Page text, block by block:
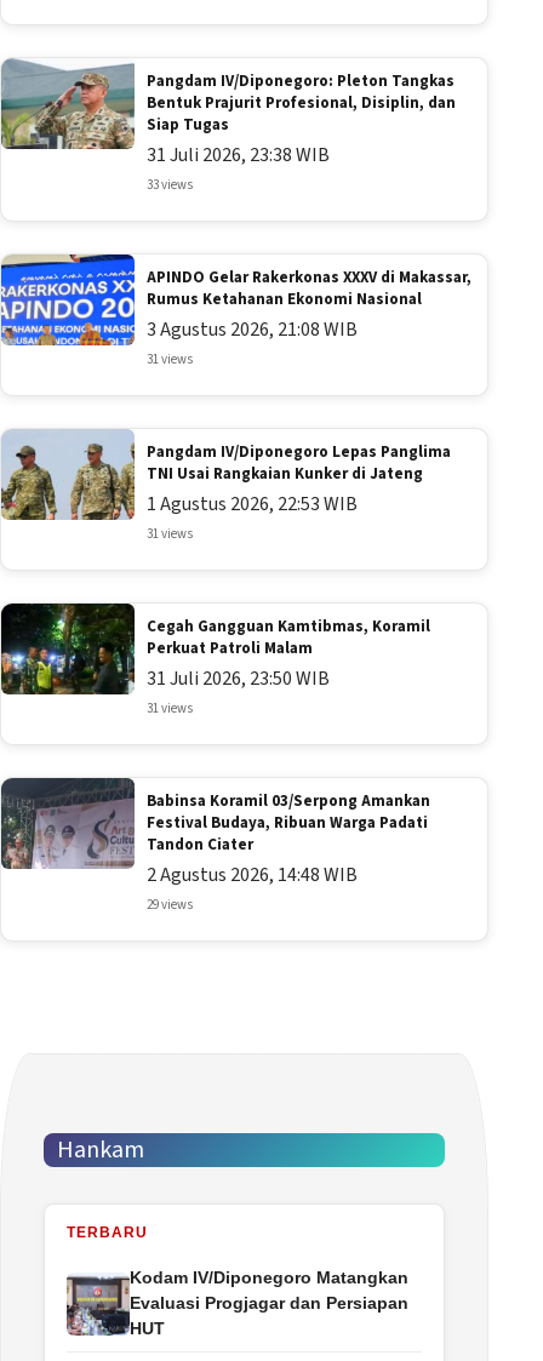
Pangdam IV/Diponegoro: Pleton Tangkas
Bentuk Prajurit Profesional, Disiplin, dan
Siap Tugas
31 Juli 2026, 23:38 WIB
33 views
APINDO Gelar Rakerkonas XXXV di Makassar,
Rumus Ketahanan Ekonomi Nasional
3 Agustus 2026, 21:08 WIB
31 views
Pangdam IV/Diponegoro Lepas Panglima
TNI Usai Rangkaian Kunker di Jateng
1 Agustus 2026, 22:53 WIB
31 views
Cegah Gangguan Kamtibmas, Koramil
Perkuat Patroli Malam
31 Juli 2026, 23:50 WIB
31 views
Babinsa Koramil 03/Serpong Amankan
Festival Budaya, Ribuan Warga Padati
Tandon Ciater
2 Agustus 2026, 14:48 WIB
29 views
Hankam
TERBARU
Kodam IV/Diponegoro Matangkan
Evaluasi Progjagar dan Persiapan
HUT